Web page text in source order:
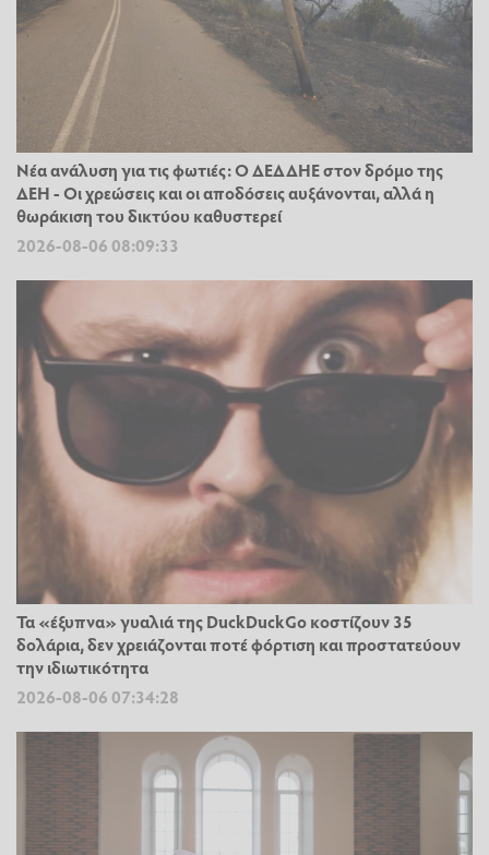
Νέα ανάλυση για τις φωτιές: Ο ΔΕΔΔΗΕ στον δρόμο της
ΔΕΗ - Οι χρεώσεις και οι αποδόσεις αυξάνονται, αλλά η
θωράκιση του δικτύου καθυστερεί
2026-08-06 08:09:33
Τα «έξυπνα» γυαλιά της DuckDuckGo κοστίζουν 35
δολάρια, δεν χρειάζονται ποτέ φόρτιση και προστατεύουν
την ιδιωτικότητα
2026-08-06 07:34:28